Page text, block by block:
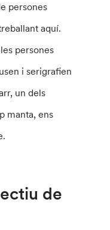
persones
aquí.
persones
i serigrafien
un dels
manta, ens
de